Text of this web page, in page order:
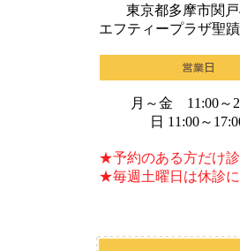
東京都多摩市関戸
エフティープラザ聖
月～金 11:00～
日 11:00～
★予約のある方だけ
★毎週土曜日は休診